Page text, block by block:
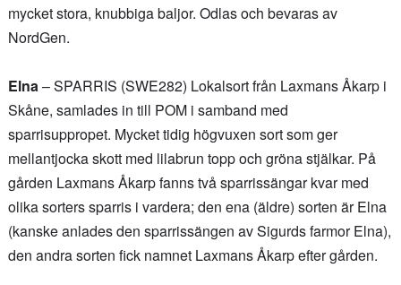
mycket stora, knubbiga baljor. Odlas och bevaras av
NordGen.
Elna– SPARRIS (SWE282) Lokalsort från Laxmans Åkarp i
Skåne, samlades in till POM i samband med
sparrisuppropet. Mycket tidig högvuxen sort som ger
mellantjocka skott med lilabrun topp och gröna stjälkar. På
gården Laxmans Åkarp fanns två sparrissängar kvar med
olika sorters sparris i vardera; den ena (äldre) sorten är Elna
(kanske anlades den sparrissängen av Sigurds farmor Elna),
den andra sorten fick namnet Laxmans Åkarp efter gården.